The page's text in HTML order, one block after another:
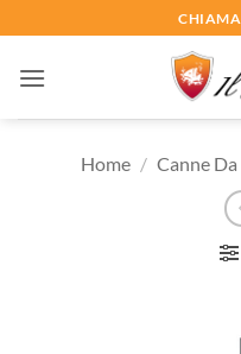
ai
contenuti
Home / Canne Da